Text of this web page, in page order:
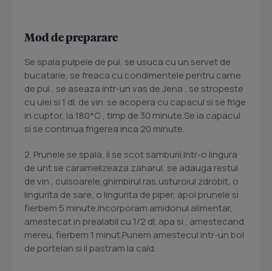
Mod de preparare
Se spala pulpele de pui, se usuca cu un servet de
bucatarie, se freaca cu condimentele pentru carne
de pui , se aseaza intr-un vas de Jena , se stropeste
cu ulei si 1 dl. de vin. se acopera cu capacul si se frige
in cuptor, la 180*C , timp de 30 minute.Se ia capacul
si se continua frigerea inca 20 minute.
2. Prunele se spala, li se scot samburii.Intr-o lingura
de unt se caramelizeaza zaharul, se adauga restul
de vin , cuisoarele,ghimbirul ras,usturoiul zdrobit, o
lingurita de sare, o lingurita de piper, apoi prunele si
fierbem 5 minute.Incorporam amidonul alimentar,
amestecat in prealabil cu 1/2 dl. apa si , amestecand
mereu, fierbem 1 minut.Punem amestecul intr-un bol
de portelan si il pastram la cald.